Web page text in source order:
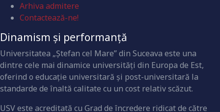
Arhiva admitere
Contactează-ne!
Dinamism și performanță
Universitatea „Ştefan cel Mare” din Suceava este una
dintre cele mai dinamice universităţi din Europa de Est,
oferind o educaţie universitară şi post-universitară la
standarde de înaltă calitate cu un cost relativ scăzut.
USV este acreditată cu Grad de încredere ridicat de către